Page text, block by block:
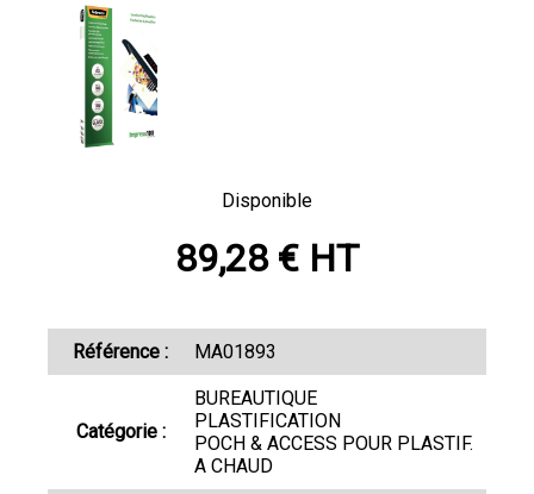
Disponible
89,28 € HT
Référence : MA01893
Catégorie :
BUREAUTIQUE
PLASTIFICATION
POCH & ACCESS POUR PLASTIF.
A CHAUD